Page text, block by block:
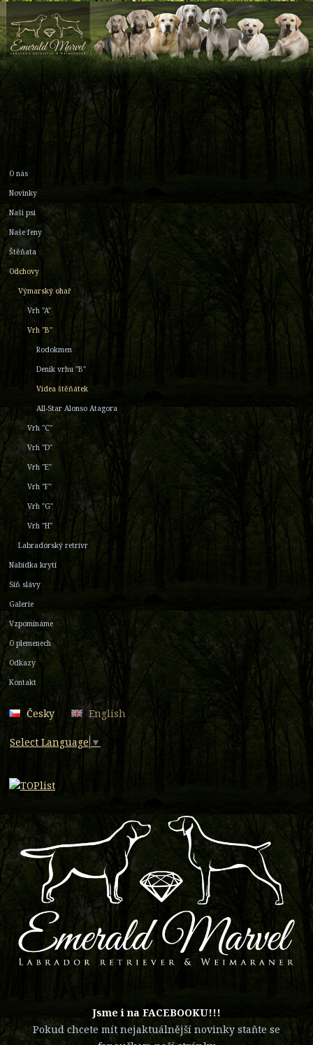
O nás
Novinky
Naši psi
Naše feny
Štěňata
Odchovy
Výmarský ohař
Vrh "A"
Vrh "B"
Rodokmen
Deník vrhu "B"
Videa štěňátek
All-Star Alonso Atagora
Vrh "C"
Vrh "D"
Vrh "E"
Vrh "F"
Vrh "G"
Vrh "H"
Labradorský retrívr
Nabídka krytí
Síň slávy
Galerie
Vzpomínáme
O plemenech
Odkazy
Kontakt
Česky English
Select Language ▼
​Jsme i na FACEBOOKU!!!
Pokud chcete mít nejaktuálnější novinky staňte se